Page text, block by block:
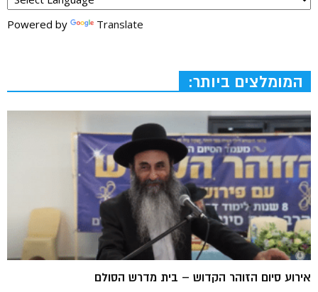
Powered by Translate
המומלצים ביותר:
אירוע סיום הזוהר הקדוש – בית מדרש הסולם